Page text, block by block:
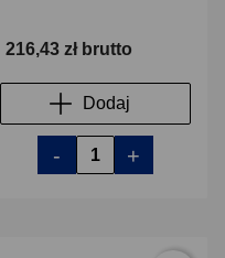
216,43 zł brutto
Dodaj
- +